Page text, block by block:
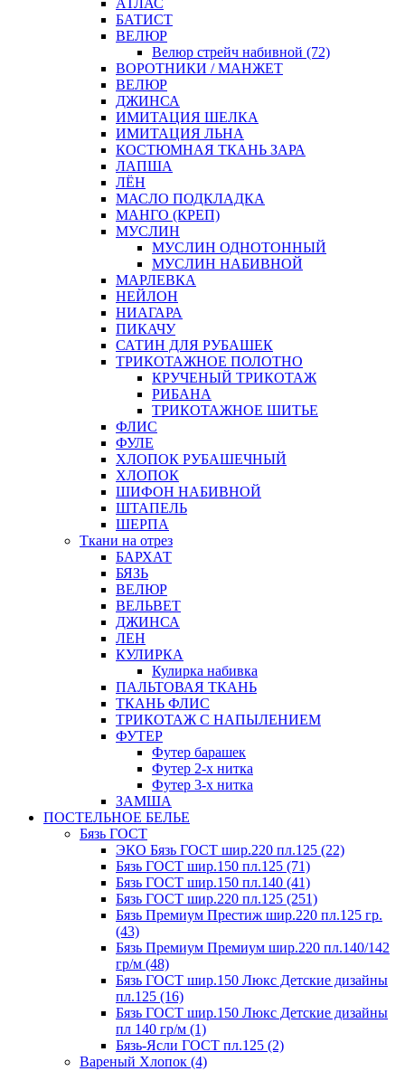
АТЛАС
БАТИСТ
ВЕЛЮР
Велюр стрейч набивной (72)
ВОРОТНИКИ / МАНЖЕТ
ВЕЛЮР
ДЖИНСА
ИМИТАЦИЯ ШЕЛКА
ИМИТАЦИЯ ЛЬНА
КОСТЮМНАЯ ТКАНЬ ЗАРА
ЛАПША
ЛЁН
МАСЛО ПОДКЛАДКА
МАНГО (КРЕП)
МУСЛИН
МУСЛИН ОДНОТОННЫЙ
МУСЛИН НАБИВНОЙ
МАРЛЕВКА
НЕЙЛОН
НИАГАРА
ПИКАЧУ
САТИН ДЛЯ РУБАШЕК
ТРИКОТАЖНОЕ ПОЛОТНО
КРУЧЕНЫЙ ТРИКОТАЖ
РИБАНА
ТРИКОТАЖНОЕ ШИТЬЕ
ФЛИС
ФУЛЕ
ХЛОПОК РУБАШЕЧНЫЙ
ХЛОПОК
ШИФОН НАБИВНОЙ
ШТАПЕЛЬ
ШЕРПА
Ткани на отрез
БАРХАТ
БЯЗЬ
ВЕЛЮР
ВЕЛЬВЕТ
ДЖИНСА
ЛЕН
КУЛИРКА
Кулирка набивка
ПАЛЬТОВАЯ ТКАНЬ
ТКАНЬ ФЛИС
ТРИКОТАЖ С НАПЫЛЕНИЕМ
ФУТЕР
Футер барашек
Футер 2-х нитка
Футер 3-х нитка
ЗАМША
ПОСТЕЛЬНОЕ БЕЛЬЕ
Бязь ГОСТ
ЭКО Бязь ГОСТ шир.220 пл.125 (22)
Бязь ГОСТ шир.150 пл.125 (71)
Бязь ГОСТ шир.150 пл.140 (41)
Бязь ГОСТ шир.220 пл.125 (251)
Бязь Премиум Престиж шир.220 пл.125 гр.
(43)
Бязь Премиум Премиум шир.220 пл.140/142
гр/м (48)
Бязь ГОСТ шир.150 Люкс Детские дизайны
пл.125 (16)
Бязь ГОСТ шир.150 Люкс Детские дизайны
пл 140 гр/м (1)
Бязь-Ясли ГОСТ пл.125 (2)
Вареный Хлопок (4)